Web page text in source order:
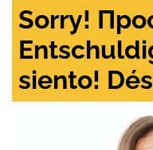
Sorry!
siento!